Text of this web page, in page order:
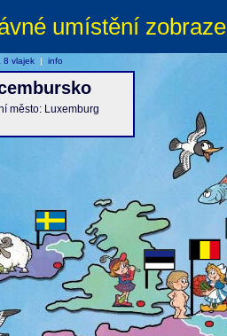
umístění
město: Luxemburg
8 vlajek | info